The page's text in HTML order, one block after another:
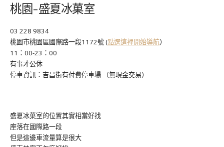
桃園-盛夏冰菓室
03 228 9834
桃園市桃園區國際路一段1172號 (點選這裡開始導航）
11：00-23：00
有事才公休
停車資訊：吉昌街有付費停車場 （無現金交易）
盛夏冰菓室的位置其實相當好找
座落在國際路一段
但是這邊車流量算是很大